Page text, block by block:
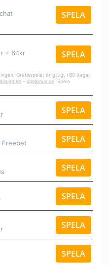
SPELA
+ 64kr
SPELA
Gratisspelet är giltigt i 60 dagar.
– spelpaus.se . Spela
SPELA
Freebet SPELA
SPELA
SPELA
SPELA
SPELA